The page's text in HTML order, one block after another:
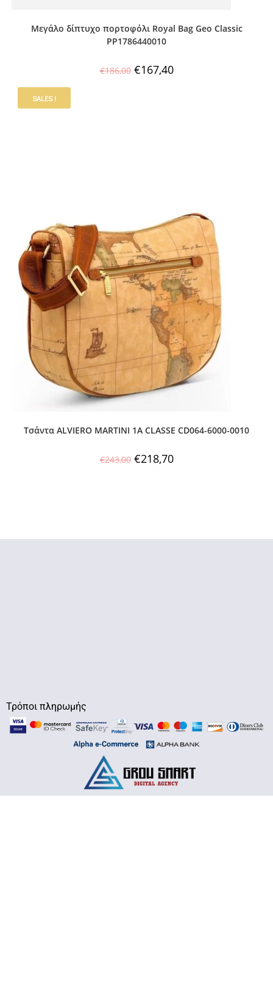
Μεγάλο δίπτυχο πορτοφόλι Royal Bag Geo Classic
PP1786440010
€186,00 €167,40
SALES !
Τσάντα ALVIERO MARTINI 1A CLASSE CD064-6000-0010
€243,00 €218,70
Τρόποι πληρωμής